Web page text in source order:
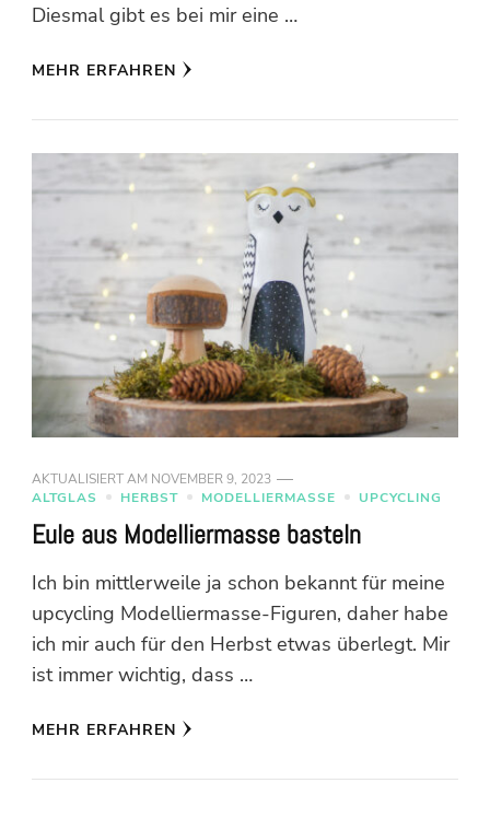
Diesmal gibt es bei mir eine …
MEHR ERFAHREN
AKTUALISIERT AM NOVEMBER 9, 2023
ALTGLAS
HERBST MODELLIERMASSE UPCYCLING
Eule aus Modelliermasse basteln
Ich bin mittlerweile ja schon bekannt für meine
upcycling Modelliermasse-Figuren, daher habe
ich mir auch für den Herbst etwas überlegt. Mir
ist immer wichtig, dass …
MEHR ERFAHREN